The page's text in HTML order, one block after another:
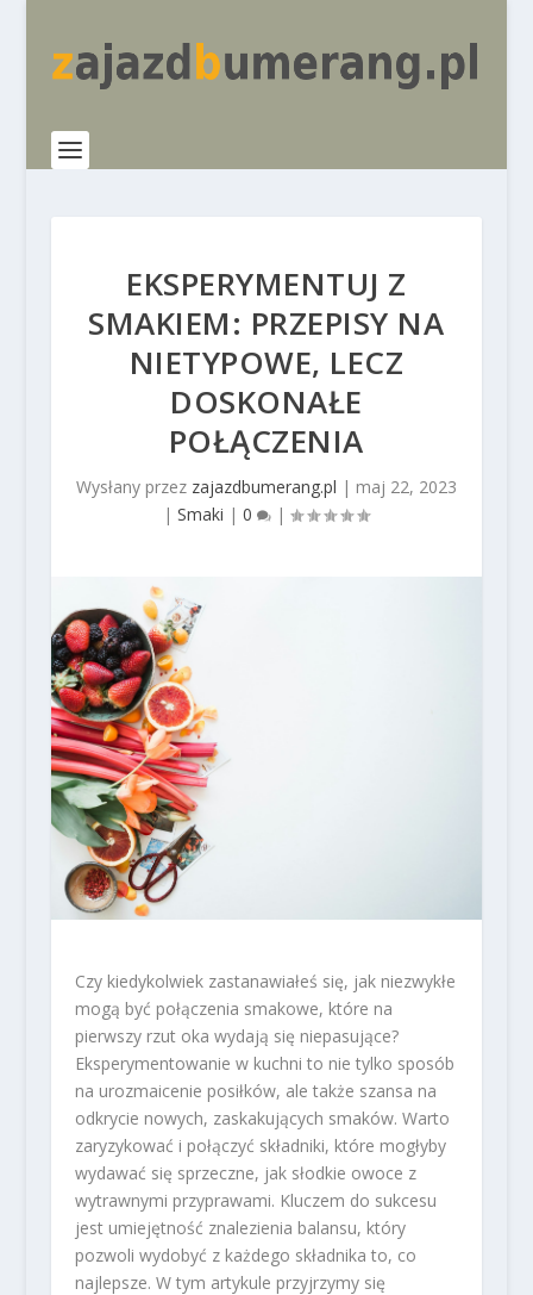
EKSPERYMENTUJ Z
SMAKIEM: PRZEPISY NA
NIETYPOWE, LECZ
DOSKONAŁE
POŁĄCZENIA
Wysłany przez zajazdbumerang.pl | maj 22, 2023
|Smaki |0 |
Czy kiedykolwiek zastanawiałeś się, jak niezwykłe
mogą być połączenia smakowe, które na
pierwszy rzut oka wydają się niepasujące?
Eksperymentowanie w kuchni to nie tylko sposób
na urozmaicenie posiłków, ale także szansa na
odkrycie nowych, zaskakujących smaków. Warto
zaryzykować i połączyć składniki, które mogłyby
wydawać się sprzeczne, jak słodkie owoce z
wytrawnymi przyprawami. Kluczem do sukcesu
jest umiejętność znalezienia balansu, który
pozwoli wydobyć z każdego składnika to, co
najlepsze. W tym artykule przyjrzymy się